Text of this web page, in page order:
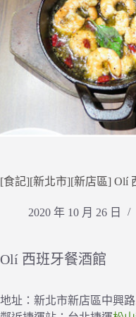
[食記][新北市][新店區] Olí
2020 年 10 月 26 日
Olí 西班牙餐酒館
地址：新北市新店區中興